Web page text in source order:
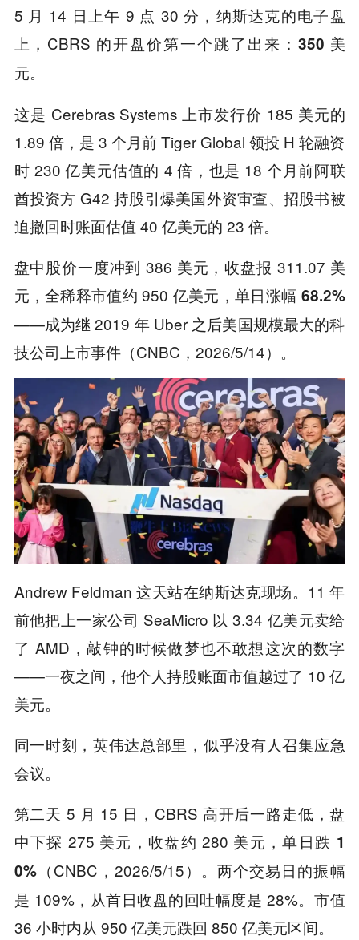
5 月 14 日上午 9 点 30 分，纳斯达克的电子盘
上，CBRS 的开盘价第一个跳了出来： 350 美
元。
这是 Cerebras Systems 上市发行价 185 美元的
1.89 倍，是 3 个月前 Tiger Global 领投 H 轮融资
时 230 亿美元估值的 4 倍，也是 18 个月前阿联
酋投资方 G42 持股引爆美国外资审查、招股书被
迫撤回时账面估值 40 亿美元的 23 倍。
盘中股价一度冲到 386 美元，收盘报 311.07 美
元，全稀释市值约 950 亿美元， 单日涨幅 68.2%
——成为继 2019 年 Uber 之后美国规模最大的科
技公司上市事件（CNBC，2026/5/14）。
Andrew Feldman 这天站在纳斯达克现场。11 年
前他把上一家公司 SeaMicro 以 3.34 亿美元卖给
了 AMD，敲钟的时候做梦也不敢想这次的数字
——一夜之间，他个人持股账面市值越过了 10 亿
美元。
同一时刻，英伟达总部里，似乎没有人召集应急
会议。
第二天 5 月 15 日，CBRS 高开后一路走低，盘
中下探 275 美元，收盘约 280 美元，单日跌 1
0%（CNBC，2026/5/15）。两个交易日的振幅
是 109%，从首日收盘的回吐幅度是 28%。市值
36 小时内从 950 亿美元跌回 850 亿美元区间。